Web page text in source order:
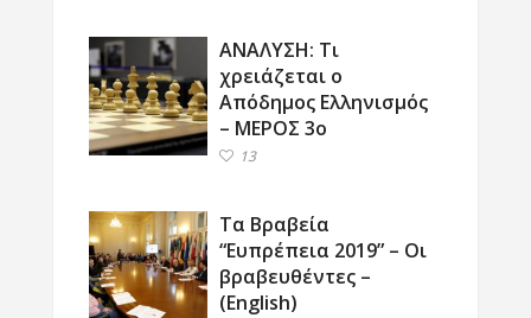
ΑΝΑΛΥΣΗ: Τι
χρειάζεται ο
Απόδημος Ελληνισμός
– ΜΕΡΟΣ 3ο
13
Τα Βραβεία
“Ευπρέπεια 2019” – Οι
βραβευθέντες –
(English)